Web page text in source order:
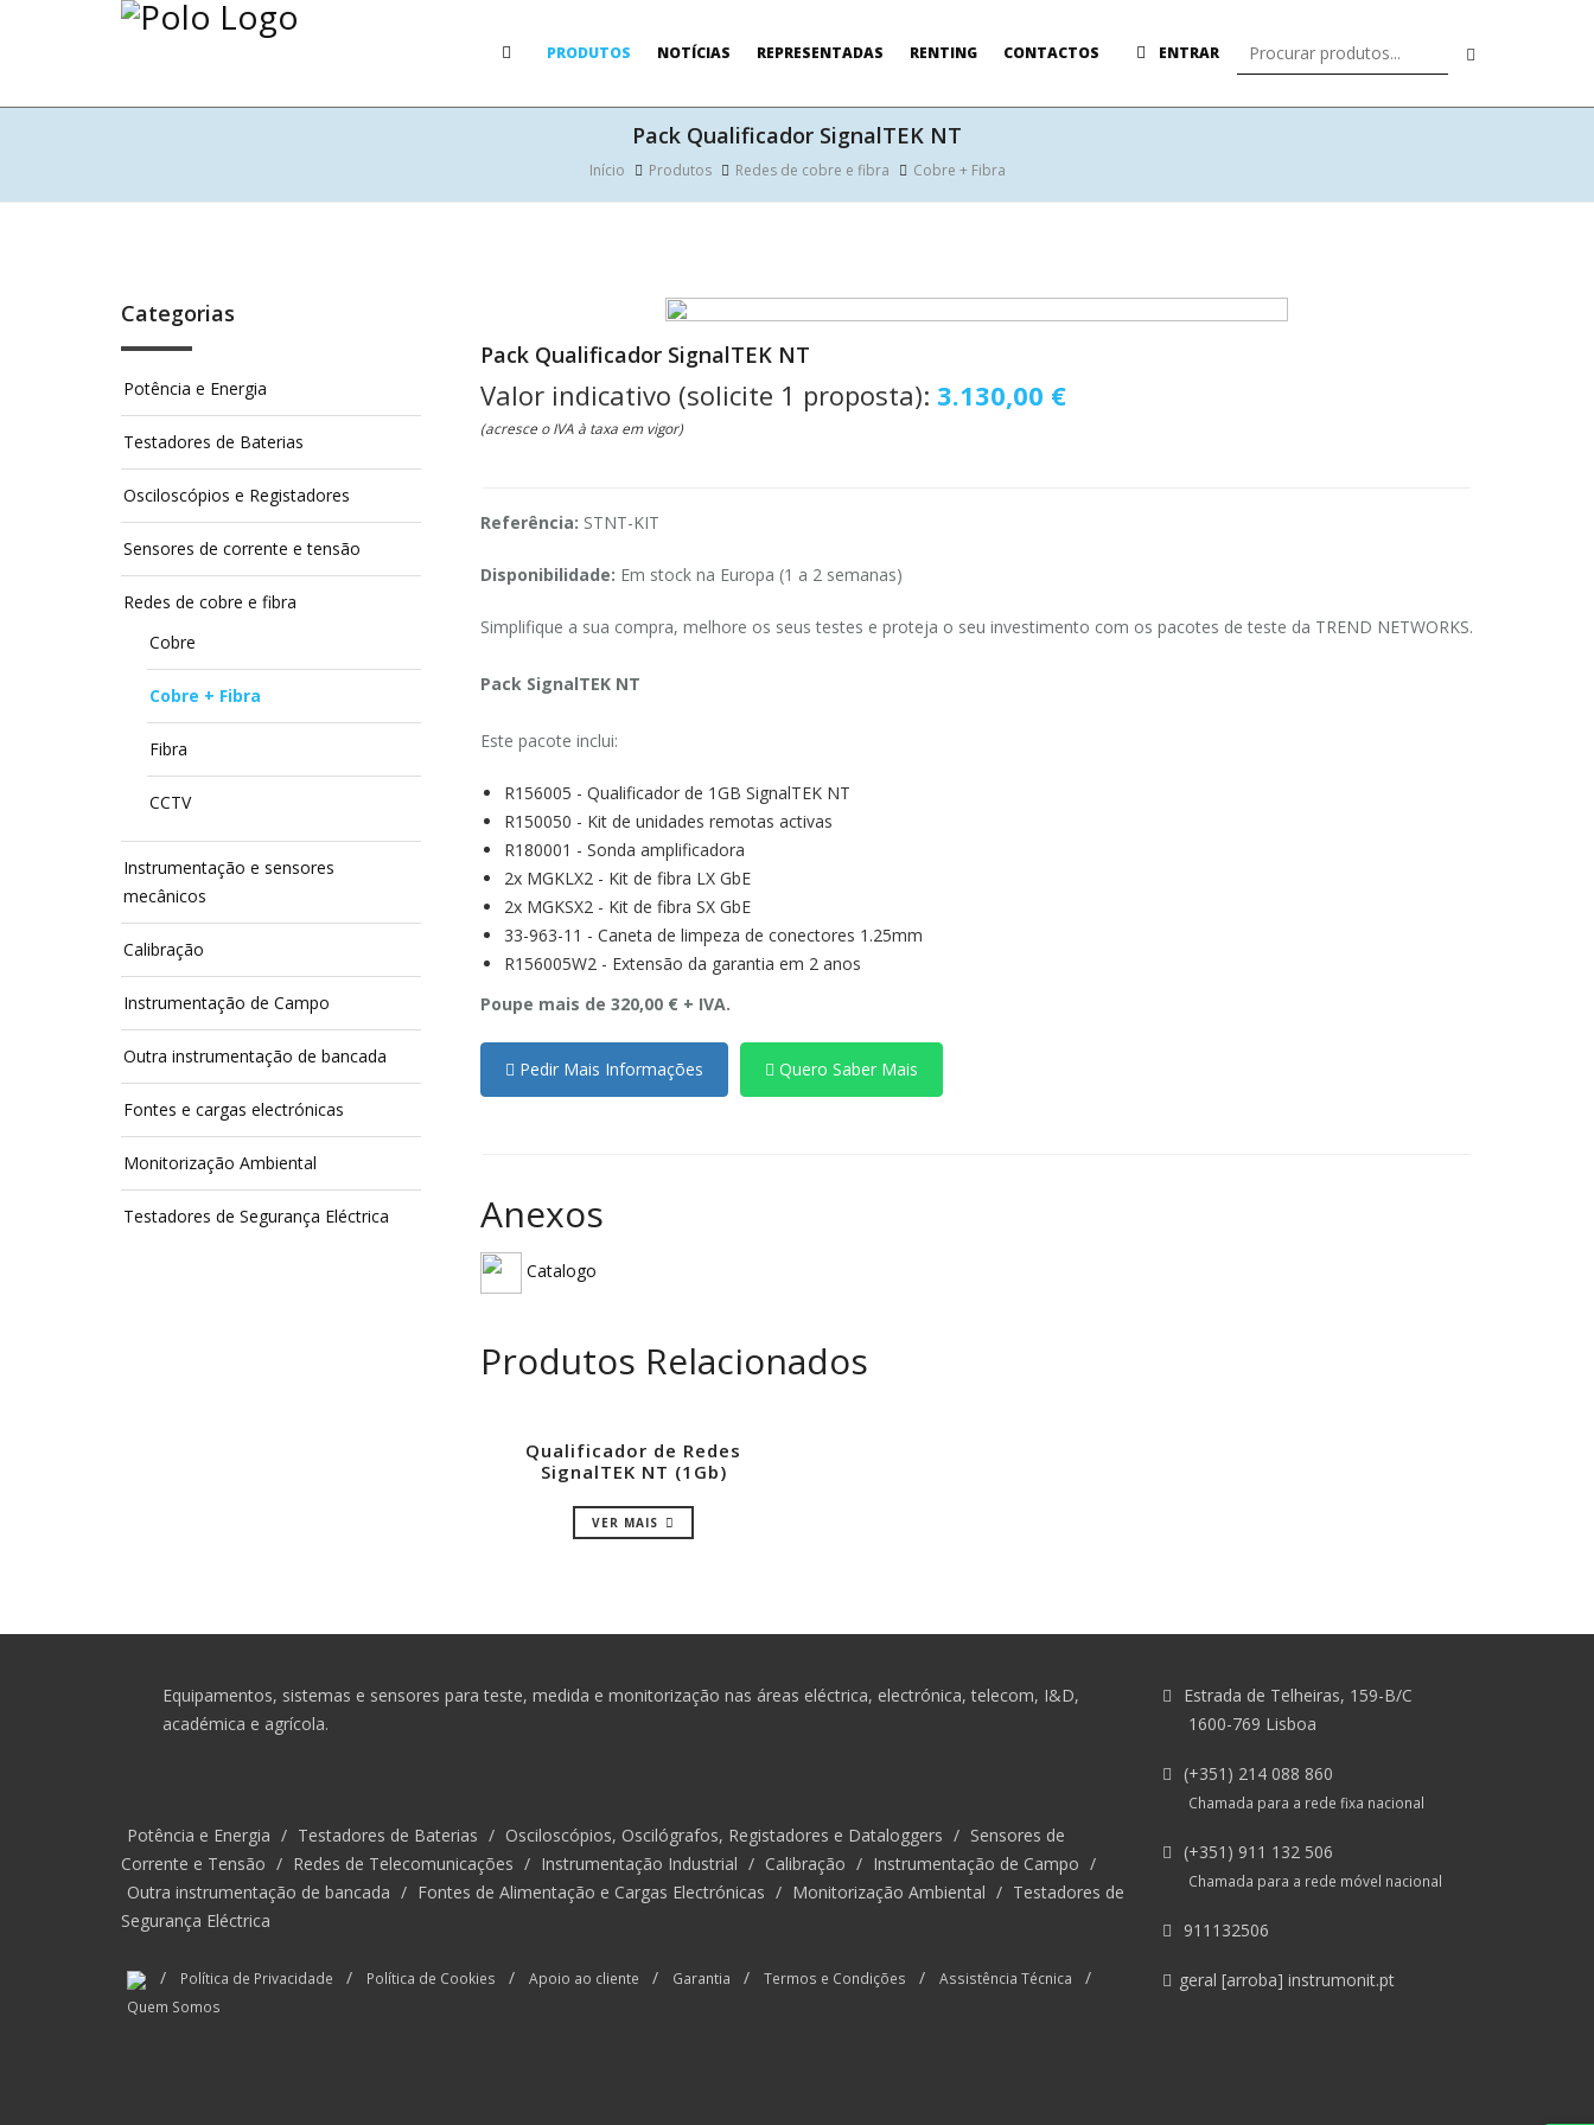
PRODUTOS NOTÍCIAS REPRESENTADAS RENTING CONTACTOS ENTRAR
Pack Qualificador SignalTEK NT
Início Produtos Redes de cobre e fibra Cobre + Fibra
Pack Qualificador SignalTEK NT
Valor indicativo (solicite 1 proposta): 3.130,00 €
(acresce o IVA à taxa em vigor)
Referência: STNT-KIT
Disponibilidade: Em stock na Europa (1 a 2 semanas)
Simplifique a sua compra, melhore os seus testes e proteja o seu investimento com os pacotes de teste da TREND NETWORKS.
Pack SignalTEK NT
Este pacote inclui:
R156005 - Qualificador de 1GB SignalTEK NT
R150050 - Kit de unidades remotas activas
R180001 - Sonda amplificadora
2x MGKLX2 - Kit de fibra LX GbE
2x MGKSX2 - Kit de fibra SX GbE
33-963-11 - Caneta de limpeza de conectores 1.25mm
R156005W2 - Extensão da garantia em 2 anos
Poupe mais de 320,00 € + IVA.
Pedir Mais Informações Quero Saber Mais
Anexos
Catalogo
Produtos Relacionados
Qualificador de Redes
SignalTEK NT (1Gb)
VER MAIS
Categorias
Potência e Energia
Testadores de Baterias
Osciloscópios e Registadores
Sensores de corrente e tensão
Redes de cobre e fibra
Cobre
Cobre + Fibra
Fibra
CCTV
Instrumentação e sensores
mecânicos
Calibração
Instrumentação de Campo
Outra instrumentação de bancada
Fontes e cargas electrónicas
Monitorização Ambiental
Testadores de Segurança Eléctrica
Equipamentos, sistemas e sensores para teste, medida e monitorização nas áreas eléctrica, electrónica, telecom, I&D,
académica e agrícola.
Potência e Energia / Testadores de Baterias / Osciloscópios, Oscilógrafos, Registadores e Dataloggers / Sensores de
Corrente e Tensão / Redes de Telecomunicações / Instrumentação Industrial / Calibração / Instrumentação de Campo /
Outra instrumentação de bancada / Fontes de Alimentação e Cargas Electrónicas / Monitorização Ambiental / Testadores de
Segurança Eléctrica
/ Política de Privacidade / Política de Cookies / Apoio ao cliente / Garantia / Termos e Condições / Assistência Técnica /
Quem Somos
Estrada de Telheiras, 159-B/C
1600-769 Lisboa
(+351) 214 088 860
Chamada para a rede fixa nacional
(+351) 911 132 506
Chamada para a rede móvel nacional
911132506
geral [arroba] instrumonit.pt